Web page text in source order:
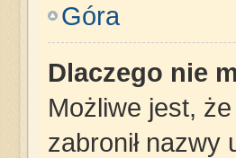
Góra
Dlaczego nie
Możliwe jest,
zabronił